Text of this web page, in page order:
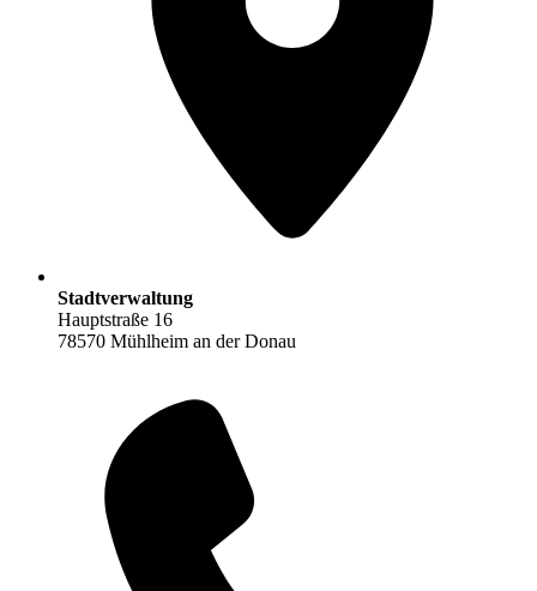
Stadtverwaltung
Hauptstraße 16
78570 Mühlheim an der Donau